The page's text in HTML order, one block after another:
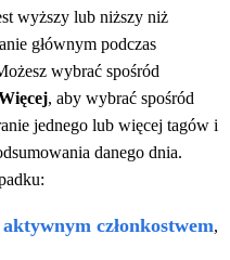
wyższy lub niższy niż
głównym podczas
wybrać spośród
, aby wybrać spośród
jednego lub więcej tagów i
danego dnia.
aktywnym członkostwem,